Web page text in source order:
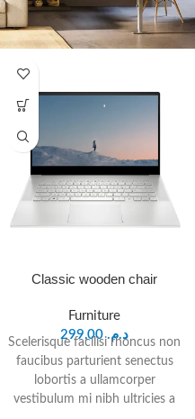
Classic wooden chair
Furniture
د.م.299,00
Scelerisque facilisi rhoncus non
faucibus parturient senectus
lobortis a ullamcorper
vestibulum mi nibh ultricies a